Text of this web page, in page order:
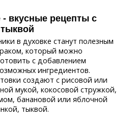
вкусные рецепты с
в духовке станут полезным
который можно
с добавлением
ингредиентов.
создают с рисовой или
мукой, кокосовой стружкой,
банановой или яблочной
тыквой.